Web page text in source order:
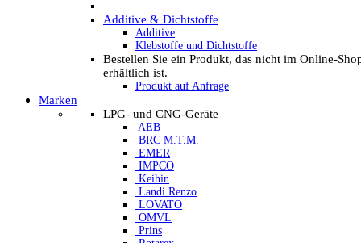
Additive & Dichtstoffe
Additive
Klebstoffe und Dichtstoffe
Bestellen Sie ein Produkt, das nicht im Online-
erhältlich ist.
Produkt auf Anfrage
Marken
LPG- und CNG-Geräte
AEB
BRC M.T.M.
EMER
IMPCO
Keihin
Landi Renzo
LOVATO
OMVL
Prins